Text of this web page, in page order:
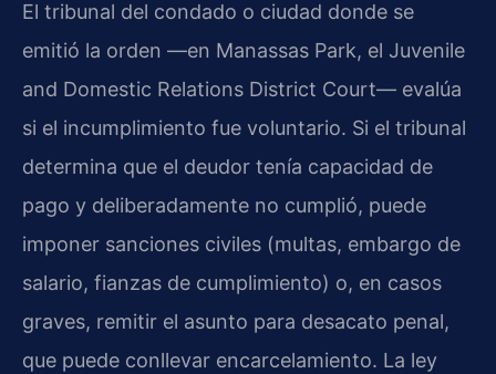
El tribunal del condado o ciudad donde se
emitió la orden —en Manassas Park, el Juvenile
and Domestic Relations District Court— evalúa
si el incumplimiento fue voluntario. Si el tribunal
determina que el deudor tenía capacidad de
pago y deliberadamente no cumplió, puede
imponer sanciones civiles (multas, embargo de
salario, fianzas de cumplimiento) o, en casos
graves, remitir el asunto para desacato penal,
que puede conllevar encarcelamiento. La ley